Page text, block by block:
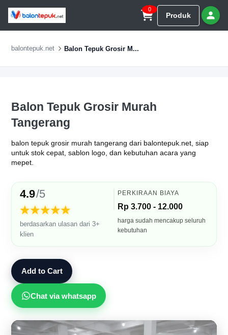
0
Produk
balontepuk.net Balon Tepuk Grosir M...
Balon Tepuk Grosir Murah
Tangerang
balon tepuk grosir murah tangerang dari balontepuk.net, siap
untuk stok cepat, sablon logo, dan kebutuhan acara yang
mepet.
4.9/5
★★★★★
berdasarkan ulasan dari 3+
klien
PERKIRAAN BIAYA
Rp 3.700 - 12.000
harga sudah mencakup seluruh
kebutuhan
Add to Cart
Chat via whatsapp